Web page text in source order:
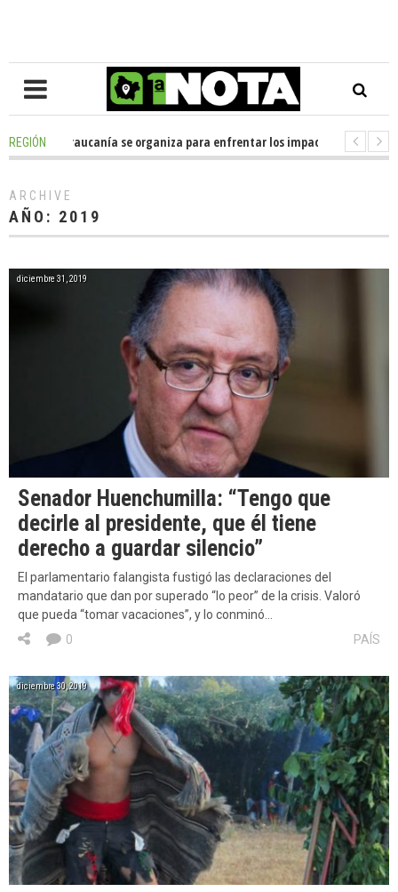
REGIÓN
se organiza para enfrentar los impactos de la Megareforma
ARCHIVE
AÑO: 2019
diciembre 31, 2019
Senador Huenchumilla: “Tengo que
decirle al presidente, que él tiene
derecho a guardar silencio”
El parlamentario falangista fustigó las declaraciones del
mandatario que dan por superado “lo peor” de la crisis. Valoró
que pueda “tomar vacaciones”, y lo conminó…
PAÍS
0
diciembre 30, 2019